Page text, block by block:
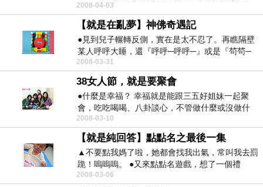
可...
2008-04-03
【就是在亂夢】神佛奇遇記
●見到兒子輾轉反側，實在是太不忍了。再瞧隔壁
某人呼呼大睡，還『呼呼─呼呼─』或是『茍茍─
茍茍─』，真...
2008-03-31
38女人節，就是要聚會
●什麼是幸福？ 幸福就是能跟三五好姐妹一起聚
會，吃吃喝喝、八卦談心，不管做什麼或沒做什
麼，都很...
2008-03-10
【就是純回答】點點名之最後一集
▲不要點我媽了啦，她都會找我出氣，常叫我去罰
跪！嗚嗚嗚。 ●又來點點名遊戲，想了一個禮
拜，...
2008-03-06